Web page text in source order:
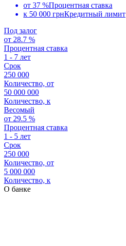
от 37 %Процентная ставка
к 50 000 грнКредитный лимит
Под залог
от 28.7 %
Процентная ставка
1 - 7 лет
Срок
250 000
Количество, от
50 000 000
Количество, к
Весомый
от 29.5 %
Процентная ставка
1 - 5 лет
Срок
250 000
Количество, от
5 000 000
Количество, к
О банке